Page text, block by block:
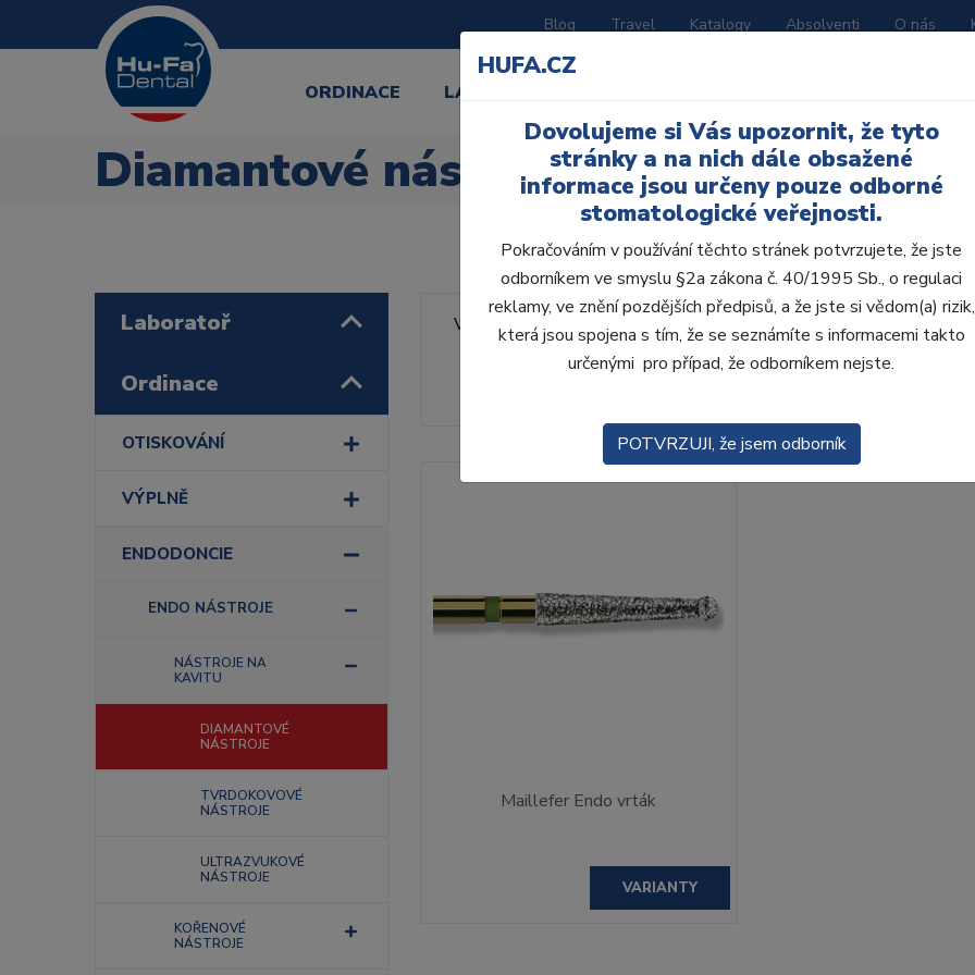
Blog Travel Katalogy Absolventi O nás
ORDINACE LABORATOŘ
Diamantové nástroje
Laboratoř
Ordinace
OTISKOVÁNÍ
VÝPLNĚ
ENDODONCIE
ENDO NÁSTROJE
NÁSTROJE NA
KAVITU
DIAMANTOVÉ
NÁSTROJE
TVRDOKOVOVÉ
NÁSTROJE
ULTRAZVUKOVÉ
NÁSTROJE
KOŘENOVÉ
NÁSTROJE
Výrobce:
Výchozí
Maillefer Endo vrták
VARIANTY
HUFA.CZ
Dovolujeme si Vás upozornit, že tyto
stránky a na nich dále obsažené
informace jsou určeny pouze odborné
stomatologické veřejnosti.
Pokračováním v používání těchto stránek potvrzujete, že jste
odborníkem ve smyslu §2a zákona č. 40/1995 Sb., o regulaci
reklamy, ve znění pozdějších předpisů, a že jste si vědom(a) rizik,
která jsou spojena s tím, že se seznámíte s informacemi takto
určenými pro případ, že odborníkem nejste.
POTVRZUJI, že jsem odborník